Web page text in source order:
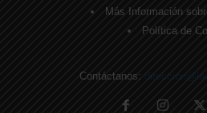
Más Información
Política de
Contáctanos: